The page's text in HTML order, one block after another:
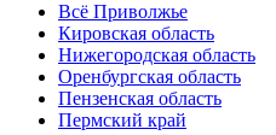
Всё Приволжье
Кировская область
Нижегородская область
Оренбургская область
Пензенская область
Пермский край